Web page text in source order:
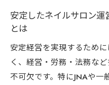
安定したネイルサロン
とは
安定経営を実現するため
く、経営・労務・法務な
不可欠です。特にJNAや